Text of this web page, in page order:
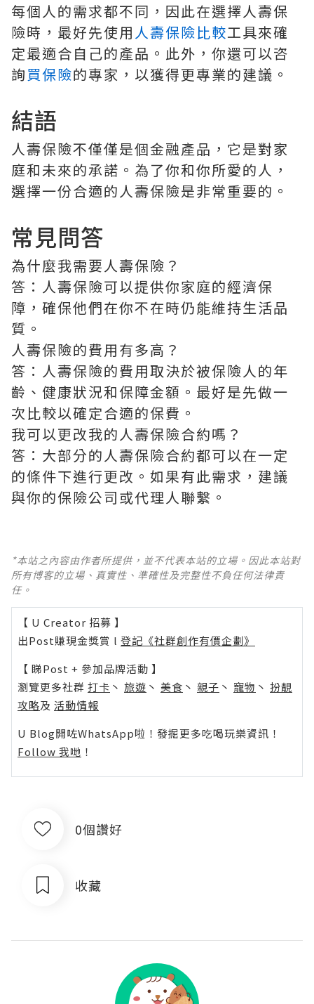
每個人的需求都不同，因此在選擇人壽保
險時，最好先使用人壽保險比較工具來確
定最適合自己的產品。此外，你還可以咨
詢買保險的專家，以獲得更專業的建議。
結語
人壽保險不僅僅是個金融產品，它是對家
庭和未來的承諾。為了你和你所愛的人，
選擇一份合適的人壽保險是非常重要的。
常見問答
為什麼我需要人壽保險？
答：人壽保險可以提供你家庭的經濟保
障，確保他們在你不在時仍能維持生活品
質。
人壽保險的費用有多高？
答：人壽保險的費用取決於被保險人的年
齡、健康狀況和保障金額。最好是先做一
次比較以確定合適的保費。
我可以更改我的人壽保險合約嗎？
答：大部分的人壽保險合約都可以在一定
的條件下進行更改。如果有此需求，建議
與你的保險公司或代理人聯繫。
*本站之內容由作者所提供，並不代表本站的立場。因此本站對
所有博客的立場、真實性、準確性及完整性不負任何法律責
任。
【 U Creator 招募 】
出Post賺現金獎賞 l 登記《社群創作有價企劃》
【 睇Post + 參加品牌活動 】
瀏覽更多社群 打卡 丶 旅遊 丶 美食 丶 親子 丶 寵物 丶 扮靚
攻略及 活動情報
U Blog開咗WhatsApp啦！發掘更多吃喝玩樂資訊！
Follow 我哋 ！
0個讚好
收藏